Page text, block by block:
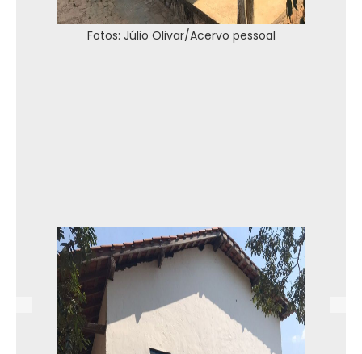
Fotos: Júlio Olivar/Acervo pessoal